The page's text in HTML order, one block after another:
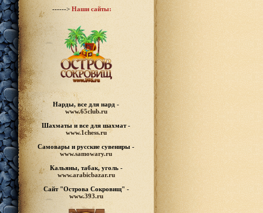
------> Наши сайты:
Нарды, все для нард -
www.65club.ru
Шахматыи все для шахмат -
www.1chess.ru
Самовары и русскиесувениры -
www.samowary.ru
Кальяны, табак, уголь -
www.arabicbazar.ru
Сайт "Острова Сокровищ" -
www.393.ru